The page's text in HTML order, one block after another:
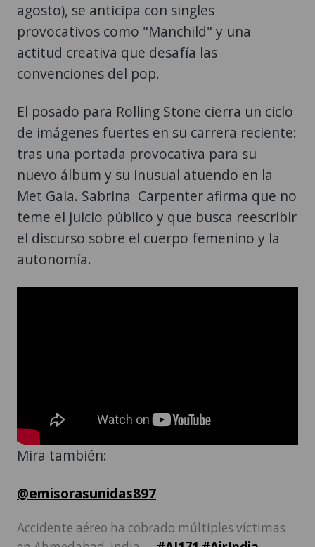
agosto), se anticipa con singles
provocativos como "Manchild" y una
actitud creativa que desafía las
convenciones del pop.
El posado para Rolling Stone cierra un ciclo
de imágenes fuertes en su carrera reciente:
tras una portada provocativa para su
nuevo álbum y su inusual atuendo en la
Met Gala. Sabrina Carpenter afirma que no
teme el juicio público y que busca reescribir
el discurso sobre el cuerpo femenino y la
autonomía.
Mira también:
@emisorasunidas897
Accidente aéreo ha cobrado múltiples víctimas